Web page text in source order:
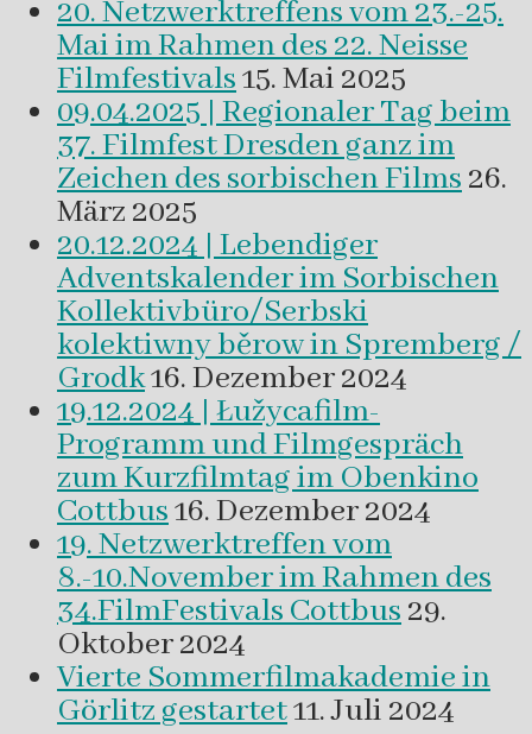
20. Netzwerktreffens vom 23.-25.
Mai im Rahmen des 22. Neisse
Filmfestivals15. Mai 2025
09.04.2025 | Regionaler Tag beim
37. Filmfest Dresden ganz im
Zeichen des sorbischen Films26.
März 2025
20.12.2024 | Lebendiger
Adventskalender im Sorbischen
Kollektivbüro/Serbski
kolektiwny běrow in Spremberg /
Grodk16. Dezember 2024
19.12.2024 | Łužycafilm-
Programm und Filmgespräch
zum Kurzfilmtag im Obenkino
Cottbus16. Dezember 2024
19. Netzwerktreffen vom
8.-10.November im Rahmen des
34.FilmFestivals Cottbus29.
Oktober 2024
Vierte Sommerfilmakademie in
Görlitz gestartet11. Juli 2024